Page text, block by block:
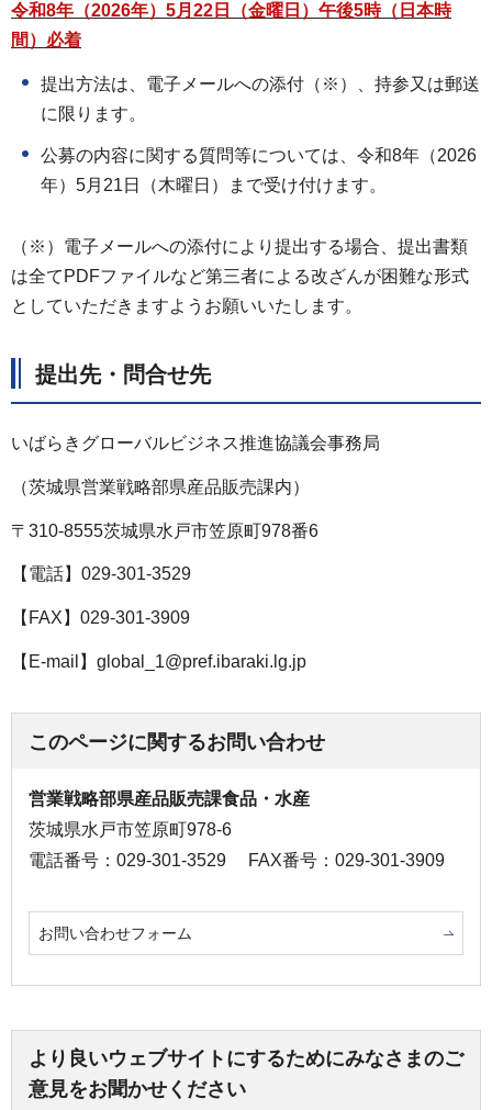
令和8年（2026年）5月22日（金曜日）午後5時（日本時
間）必着
提出方法は、電子メールへの添付（※）、持参又は郵送
に限ります。
公募の内容に関する質問等については、令和8年（2026
年）5月21日（木曜日）まで受け付けます。
（※）電子メールへの添付により提出する場合、提出書類
は全てPDFファイルなど第三者による改ざんが困難な形式
としていただきますようお願いいたします。
提出先・問合せ先
いばらきグローバルビジネス推進協議会事務局
（茨城県営業戦略部県産品販売課内）
〒310-8555茨城県水戸市笠原町978番6
【電話】029-301-3529
【FAX】029-301-3909
【E-mail】global_1@pref.ibaraki.lg.jp
このページに関するお問い合わせ
営業戦略部県産品販売課食品・水産
茨城県水戸市笠原町978-6
電話番号：029-301-3529
FAX番号：029-301-3909
お問い合わせフォーム
より良いウェブサイトにするためにみなさまのご
意見をお聞かせください